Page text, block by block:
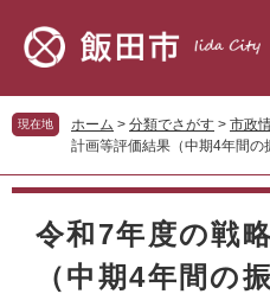
先
頭
す。
を
飛
し
現在地 ホーム > 分類でさがす > 市政
計画等評価結果（中期4年間の
本
令和7年度の戦
（中期4年間の